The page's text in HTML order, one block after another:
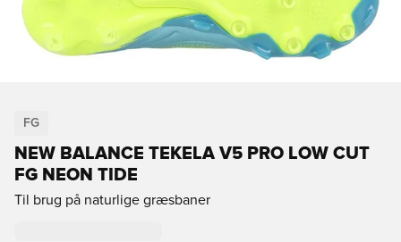
FG
NEW BALANCE TEKELA V5 PRO LOW CUT
FG NEON TIDE
Til brug på naturlige græsbaner